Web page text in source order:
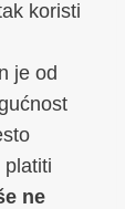
koristi
je od
platiti
ne